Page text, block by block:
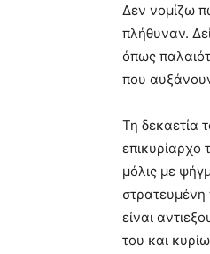
Δεν νομίζω
πλήθυναν.
όπως
που
Τη δεκαετία
επικυρίαρχο
μόλις με
στρατευμένη
είναι
του και